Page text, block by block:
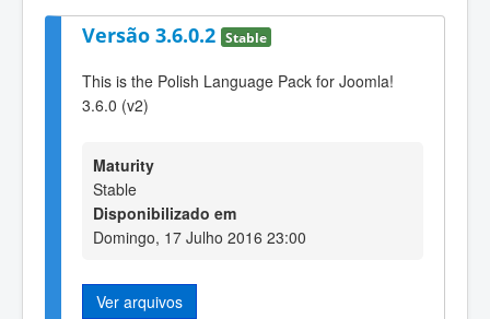
Versão 3.6.0.2 Stable
This is the Polish Language Pack for Joomla!
3.6.0 (v2)
Maturity
Stable
Disponibilizado em
Domingo, 17 Julho 2016 23:00
Ver arquivos